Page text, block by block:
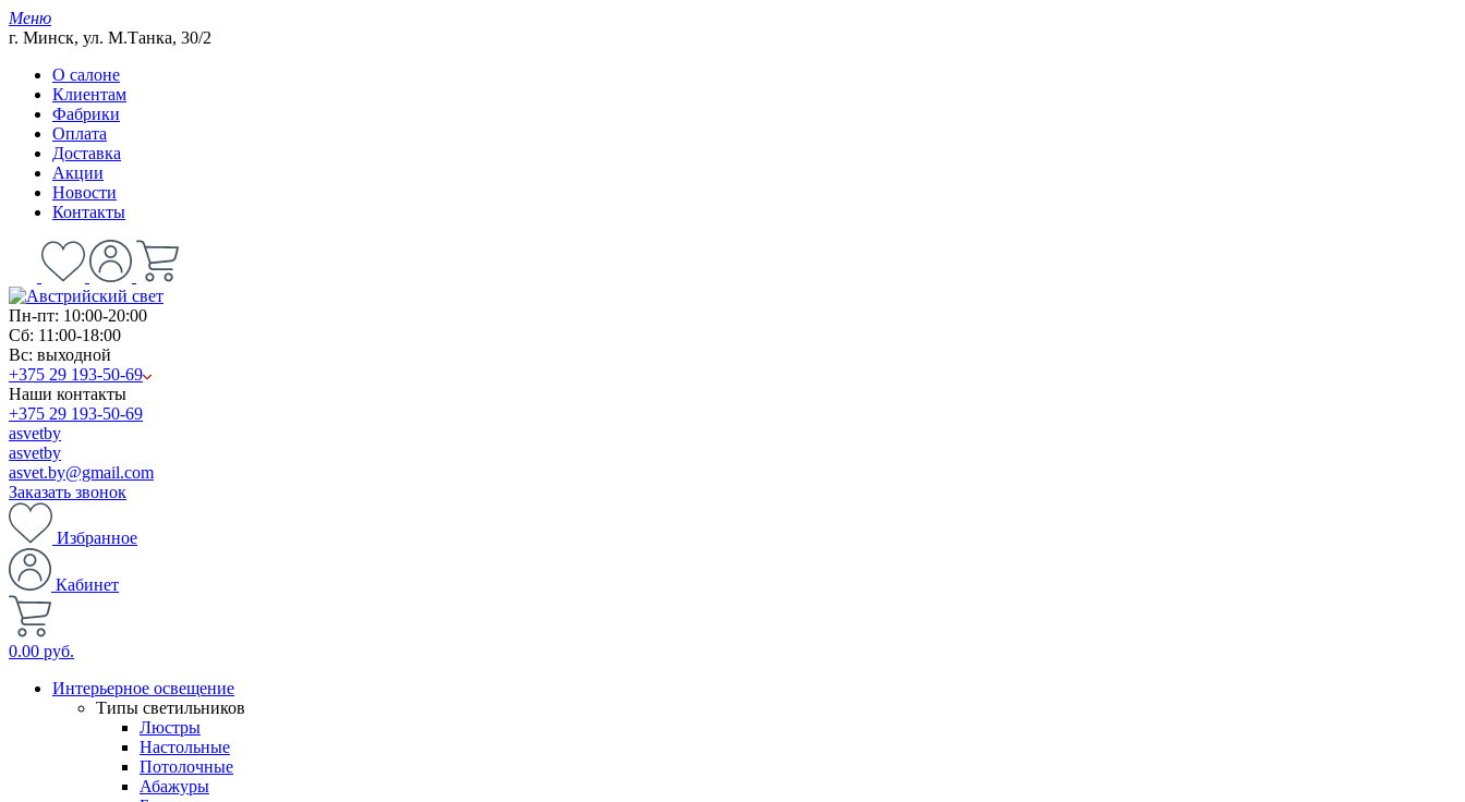
Меню
г. Минск, ул. М.Танка, 30/2
О салоне
Клиентам
Фабрики
Оплата
Доставка
Акции
Новости
Контакты
Пн-пт: 10:00-20:00
Сб: 11:00-18:00
Вс: выходной
+375 29 193-50-69
Наши контакты
+375 29 193-50-69
asvetby
asvetby
asvet.by@gmail.com
Заказать звонок
Избранное
Кабинет
0.00 руб.
Интерьерное освещение
Типы светильников
Люстры
Настольные
Потолочные
Абажуры